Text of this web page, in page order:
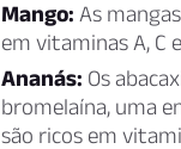
Mango: As
em vitaminas A, C
Ananás: Os
bromelaína, uma
são ricos em